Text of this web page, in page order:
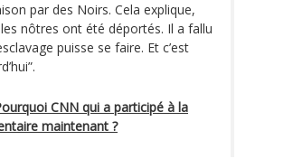
par des Noirs. Cela explique,
nôtres ont été déportés. Il a fallu
puisse se faire. Et c’est
CNN qui a participé à la
maintenant ?